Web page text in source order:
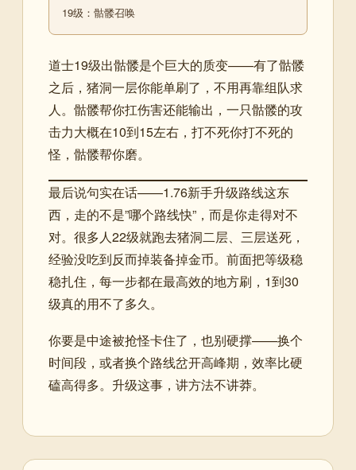
19级：骷髅召唤
道士19级出骷髅是个巨大的质变——有了骷髅
之后，猪洞一层你能单刷了，不用再靠组队求
人。骷髅帮你扛伤害还能输出，一只骷髅的攻
击力大概在10到15左右，打不死你打不死的
怪，骷髅帮你磨。
最后说句实在话——1.76新手升级路线这东
西，走的不是”哪个路线快”，而是你走得对不
对。很多人22级就跑去猪洞二层、三层送死，
经验没吃到反而掉装备掉金币。前面把等级稳
稳扎住，每一步都在最高效的地方刷，1到30
级真的用不了多久。
你要是中途被抢怪卡住了，也别硬撑——换个
时间段，或者换个路线岔开高峰期，效率比硬
磕高得多。升级这事，讲方法不讲莽。